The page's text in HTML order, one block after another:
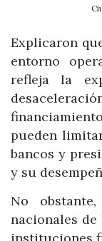
Explicaron
entorno
refleja la
pueden
bancos y
y su
No
nacionales de
instituciones